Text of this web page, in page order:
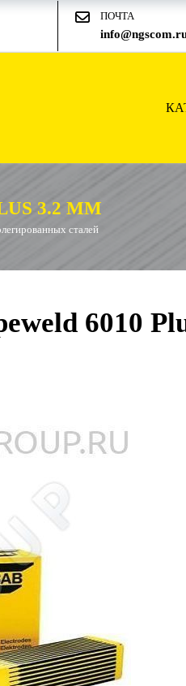
ПОЧТА
3.2 ММ
сталей
6010